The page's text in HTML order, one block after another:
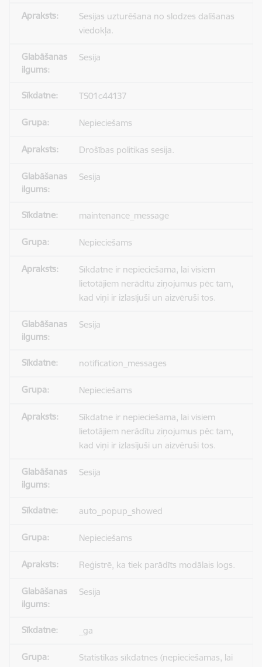
Sesijas uzturēšana no slodzes dalīšanas
viedokļa.
Sesija
TS01c44137
Nepieciešams
Drošības politikas sesija.
Sesija
maintenance_message
Nepieciešams
Sīkdatne ir nepieciešama, lai visiem
lietotājiem nerādītu ziņojumus pēc tam,
kad viņi ir izlasījuši un aizvēruši tos.
Sesija
notification_messages
Nepieciešams
Sīkdatne ir nepieciešama, lai visiem
lietotājiem nerādītu ziņojumus pēc tam,
kad viņi ir izlasījuši un aizvēruši tos.
Sesija
auto_popup_showed
Nepieciešams
Reģistrē, ka tiek parādīts modālais logs.
Sesija
_ga
Statistikas sīkdatnes (nepieciešamas, lai